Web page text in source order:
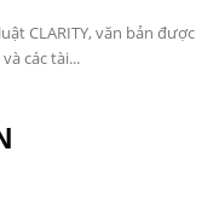
CLARITY, văn bản được
các tài...